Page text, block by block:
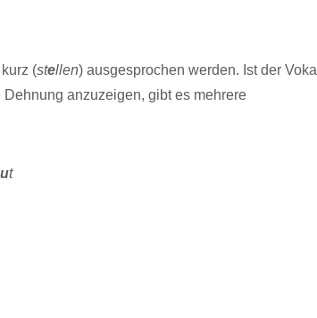
(stellen) ausgesprochen werden. Ist der Vokal
Dehnung anzuzeigen, gibt es mehrere
ut